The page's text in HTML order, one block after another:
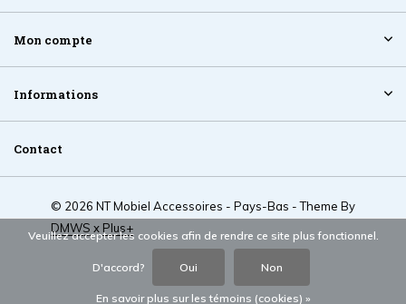
Mon compte
Informations
Contact
© 2026 NT Mobiel Accessoires - Pays-Bas - Theme By
DMWS x Plus+
Veuillez accepter les cookies afin de rendre ce site plus fonctionnel.
D'accord? Oui Non
En savoir plus sur les témoins (cookies) »